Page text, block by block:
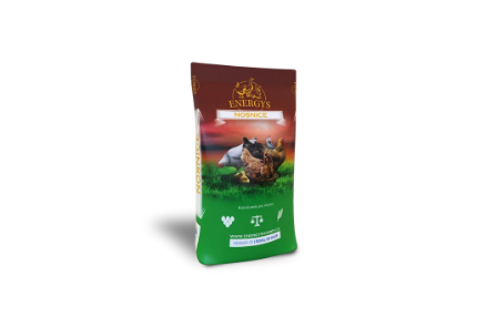
hvězdiček.